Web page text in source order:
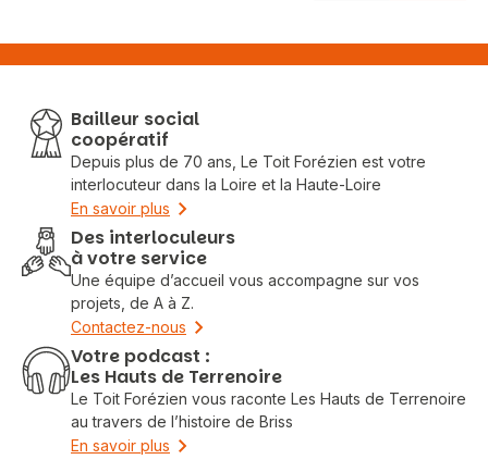
Bailleur social
coopératif
Depuis plus de 70 ans, Le Toit Forézien est votre
interlocuteur dans la Loire et la Haute-Loire
En savoir plus
Des interloculeurs
à votre service
Une équipe d’accueil vous accompagne sur vos
projets, de A à Z.
Contactez-nous
Votre podcast :
Les Hauts de Terrenoire
Le Toit Forézien vous raconte Les Hauts de Terrenoire
au travers de l’histoire de Briss
En savoir plus